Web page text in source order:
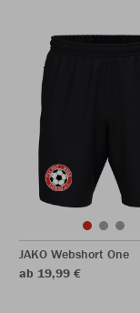
JAKO Webshort One
ab 19,99 €